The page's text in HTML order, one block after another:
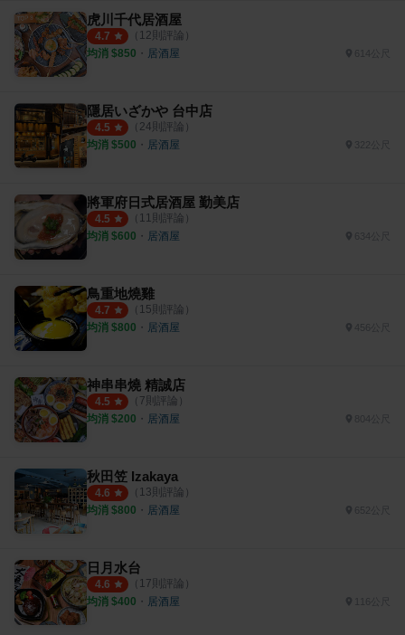
虎川千代居酒屋
4.7 （ 12則評論）
均消 $850 ・ 居酒屋
隱居いざかや 台中店
4.5 （ 24則評論）
均消 $500 ・ 居酒屋
將軍府日式居酒屋 勤美店
4.5 （ 11則評論）
均消 $600 ・ 居酒屋
鳥重地燒雞
4.7 （ 15則評論）
均消 $800 ・ 居酒屋 456公尺
神串串燒 精誠店
4.5 （ 7則評論）
均消 $200 ・ 居酒屋
秋田笠 Izakaya
4.6 （ 13則評論）
均消 $800 ・ 居酒屋 652公尺
日月水台
4.6 （ 17則評論）
均消 $400 ・ 居酒屋